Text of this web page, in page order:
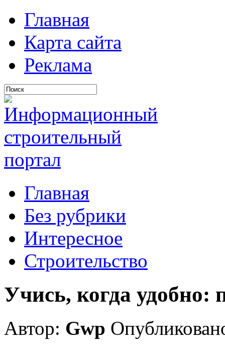
Главная
Карта сайта
Реклама
Главная
Без рубрики
Интересное
Строительство
Учись, когда удобно:
Автор: Gwp